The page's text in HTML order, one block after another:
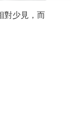
對少見，而